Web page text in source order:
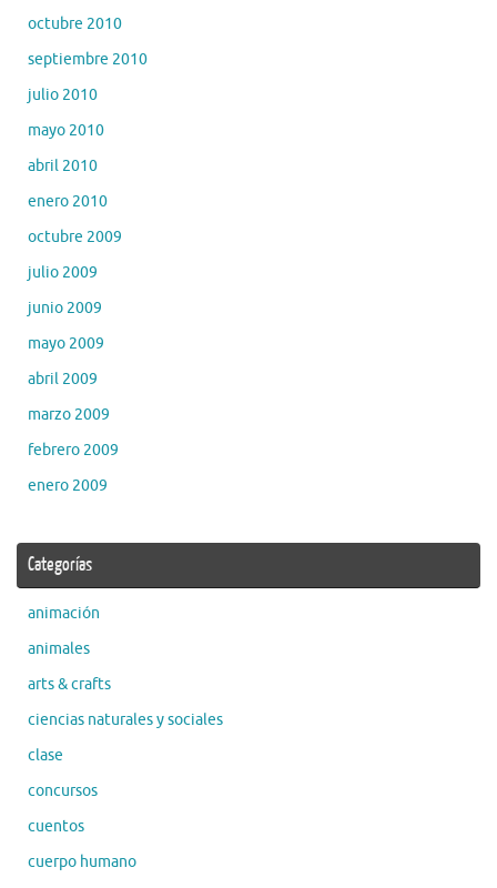
octubre 2010
septiembre 2010
julio 2010
mayo 2010
abril 2010
enero 2010
octubre 2009
julio 2009
junio 2009
mayo 2009
abril 2009
marzo 2009
febrero 2009
enero 2009
Categorías
animación
animales
arts & crafts
ciencias naturales y sociales
clase
concursos
cuentos
cuerpo humano